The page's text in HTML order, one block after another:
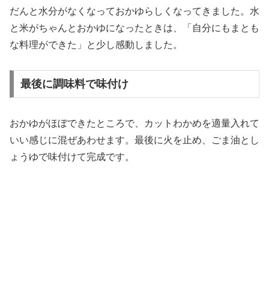
だんと水分がなくなっておかゆらしくなってきました。水
と米がちゃんとおかゆになったときは、「自分にもまとも
な料理ができた」と少し感動しました。
最後に調味料で味付け
おかゆがほぼできたところで、カットわかめを適量入れて
いい感じに混ぜあわせます。最後に火を止め、ごま油とし
ょうゆで味付けて完成です。